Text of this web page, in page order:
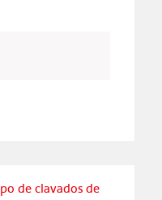
de clavados de